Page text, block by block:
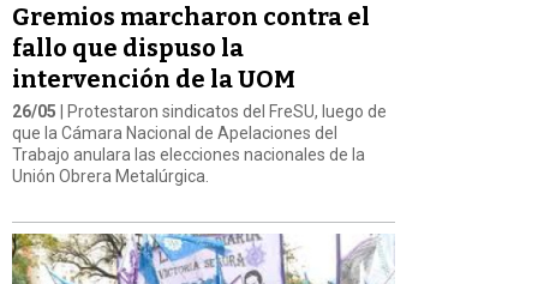
Gremios marcharon contra el
fallo que dispuso la
intervención de la UOM
26/05 | Protestaron sindicatos del FreSU, luego de
que la Cámara Nacional de Apelaciones del
Trabajo anulara las elecciones nacionales de la
Unión Obrera Metalúrgica.